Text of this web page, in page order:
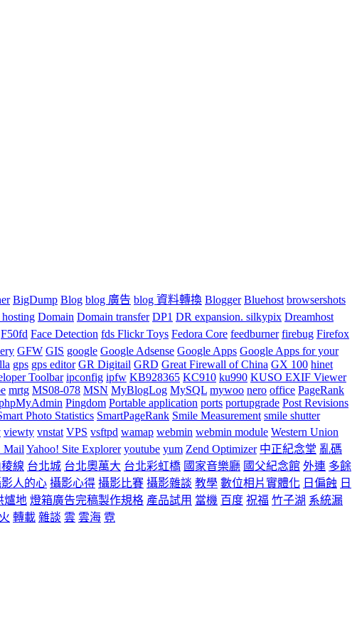
BigDump Blog blog 廣告 blog 資料轉換 Blogger Bluehost browsershots
Domain Domain transfer DP1 DR expansion. silkypix Dreamhost
F50fd Face Detection fds Flickr Toys Fedora Core feedburner firebug Firefox
GFW GIS google Google Adsense Google Apps Google Apps for your
gps gps editor GR Digitail GRD Great Firewall of China GX 100 hinet
Toolbar ipconfig ipfw KB928365 KC910 ku990 KUSO EXIF Viewer
mrtg MS08-078 MSN MyBlogLog MySQL mywoo nero office PageRank
Pingdom Portable application ports portupgrade Post Revisions
Photo Statistics SmartPageRank Smile Measurement smile shutter
viewty vnstat VPS vsftpd wamap webmin webmin module Western Union
Mail Yahoo! Site Explorer youtube yum Zend Optimizer 中正紀念堂 亂碼
線 台北城 台北奧萬大 台北彩虹橋 國家音樂廳 國父紀念館 外連 多餘
人的心 攝影心得 攝影比賽 攝影雜談 教學 數位相片實體化 日偏蝕 日
爐地 燈箱廣告完稿製作規格 產品試用 當機 百度 祝福 竹子湖 系統漏
轉載 雜談 雲 雲海 霓